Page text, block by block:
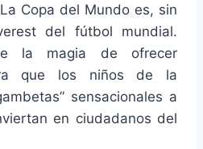
Copa del Mundo es, sin
del fútbol mundial.
la magia de ofrecer
que los niños de la
sensacionales a
en ciudadanos del